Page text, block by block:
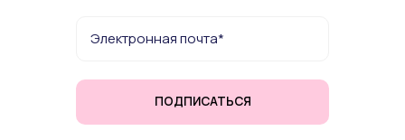
ПОДПИСАТЬСЯ